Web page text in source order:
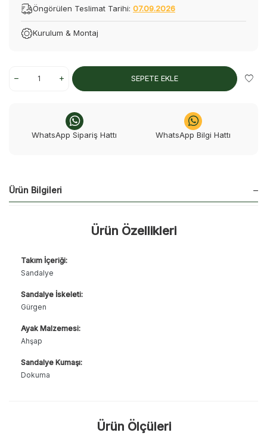
Öngörülen Teslimat Tarihi: 07.09.2026
Kurulum & Montaj
SEPETE EKLE
WhatsApp Sipariş Hattı WhatsApp Bilgi Hattı
Ürün Bilgileri
Ürün Özellikleri
Takım İçeriği:
Sandalye
Sandalye İskeleti:
Gürgen
Ayak Malzemesi:
Ahşap
Sandalye Kumaşı:
Dokuma
Ürün Ölçüleri